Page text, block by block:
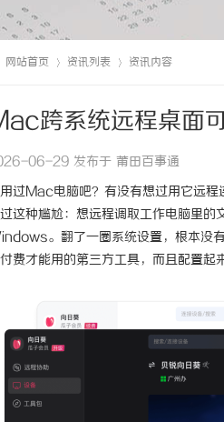
网站首页 资讯列表 资讯内容
跨系统远程桌面
06-29 发布于 莆田百事通
过Mac电脑吧？有没有想过用它远
这种尴尬：想远程调取工作电脑里
。翻了一圈系统设置，根本没
费才能用的第三方工具，而且配置起